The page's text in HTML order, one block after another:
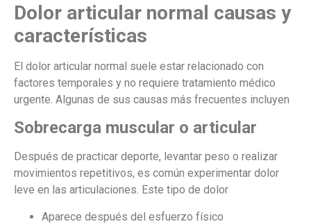
Dolor articular normal causas y
características
El dolor articular normal suele estar relacionado con
factores temporales y no requiere tratamiento médico
urgente. Algunas de sus causas más frecuentes incluyen
Sobrecarga muscular o articular
Después de practicar deporte, levantar peso o realizar
movimientos repetitivos, es común experimentar dolor
leve en las articulaciones. Este tipo de dolor
Aparece después del esfuerzo físico